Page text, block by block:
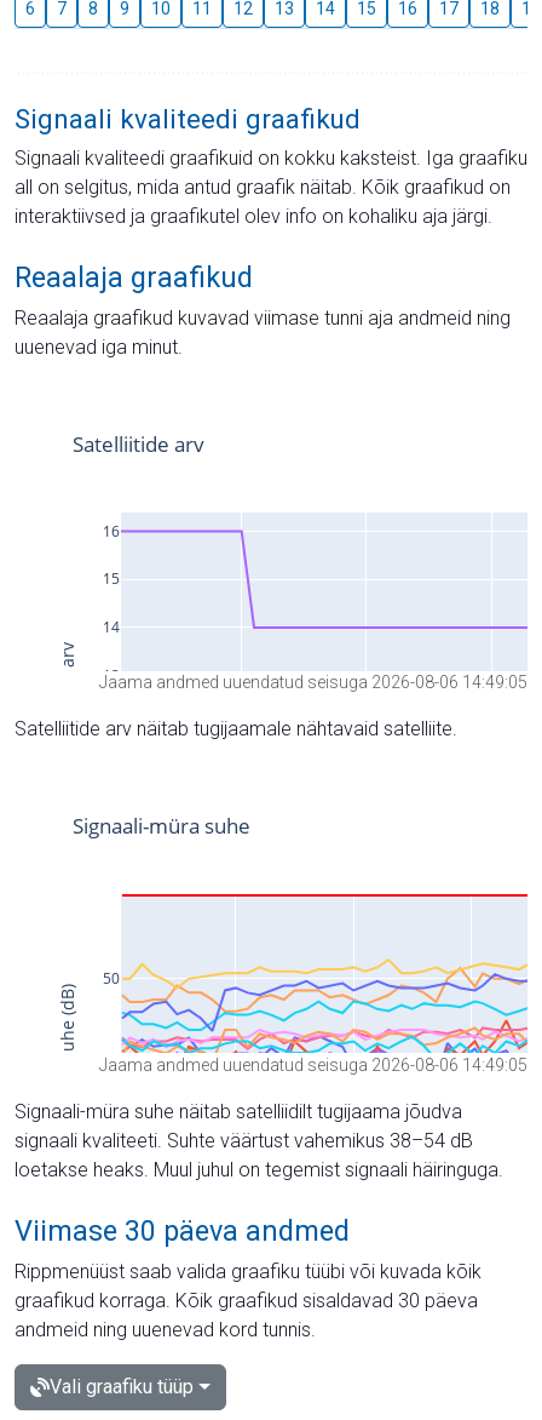
6 7 8 9 10 11 12 13 14 15 16 17 18 19
Signaali kvaliteedi graafikud
Signaali kvaliteedi graafikuid on kokku kaksteist. Iga graafiku
all on selgitus, mida antud graafik näitab. Kõik graafikud on
interaktiivsed ja graafikutel olev info on kohaliku aja järgi.
Reaalaja graafikud
Reaalaja graafikud kuvavad viimase tunni aja andmeid ning
uuenevad iga minut.
Jaama andmed uuendatud seisuga 2026-08-06 14:49:05
Satelliitide arv näitab tugijaamale nähtavaid satelliite.
Jaama andmed uuendatud seisuga 2026-08-06 14:49:05
Signaali-müra suhe näitab satelliidilt tugijaama jõudva
signaali kvaliteeti. Suhte väärtust vahemikus 38–54 dB
loetakse heaks. Muul juhul on tegemist signaali häiringuga.
Viimase 30 päeva andmed
Rippmenüüst saab valida graafiku tüübi või kuvada kõik
graafikud korraga. Kõik graafikud sisaldavad 30 päeva
andmeid ning uuenevad kord tunnis.
Vali graafiku tüüp